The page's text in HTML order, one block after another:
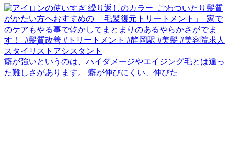
癖が強いというのは、ハイダメージやエイジング毛とは違っ
た難しさがあります。 癖が伸びにくい、伸びた